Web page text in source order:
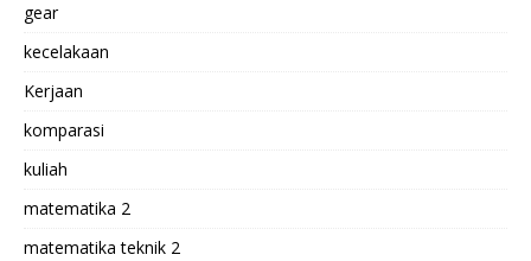
gear
kecelakaan
Kerjaan
komparasi
kuliah
matematika 2
matematika teknik 2